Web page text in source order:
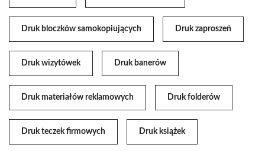
Druk bloczków samokopiujących Druk zaproszeń
Druk wizytówek Druk banerów
Druk materiałów reklamowych Druk folderów
Druk teczek firmowych Druk książek